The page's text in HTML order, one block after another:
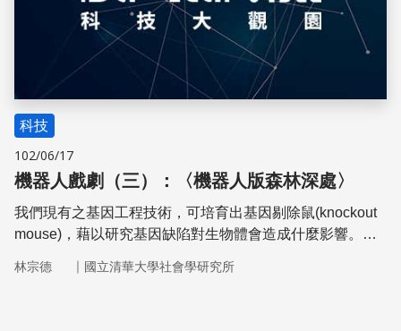
科技
102/06/17
機器人戲劇（三）：〈機器人版森林深處〉
我們現有之基因工程技術，可培育出基因剔除鼠(knockout
mouse)，藉以研究基因缺陷對生物體會造成什麼影響。那
我們瞭解自閉症呢？現今的技術可有機器人生物學者幫忙，
林宗德 ｜ 國立清華大學社會學研究所